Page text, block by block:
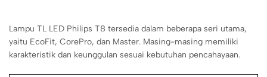
Lampu TL LED Philips T8 tersedia dalam beberapa seri utama,
yaitu EcoFit, CorePro, dan Master. Masing-masing memiliki
karakteristik dan keunggulan sesuai kebutuhan pencahayaan.